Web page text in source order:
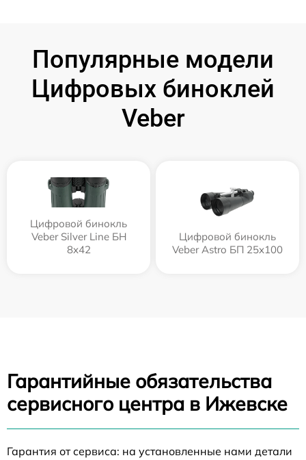
Популярные модели
Цифровых биноклей
Veber
Цифровой бинокль
Veber Silver Line БН
8x42
Цифровой бинокль
Veber Astro БП 25x100
Гарантийные обязательства
сервисного центра в Ижевске
Гарантия от сервиса: на установленные нами детали